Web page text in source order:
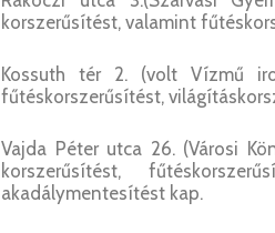
korszerűsítést, valamint
Kossuth tér 2. (volt Vízmű
fűtéskorszerűsítést,
Vajda Péter utca 26. (Városi
korszerűsítést,
akadálymentesítést kap.